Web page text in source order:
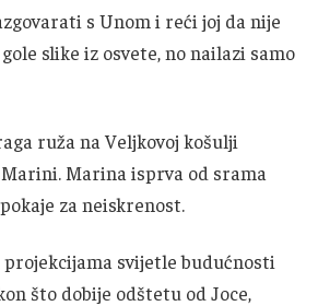
s Unom i reći joj da nije
slike iz osvete, no nailazi samo
ruža na Veljkovoj košulji
Marini. Marina isprva od srama
za neiskrenost.
projekcijama svijetle budućnosti
što dobije odštetu od Joce,